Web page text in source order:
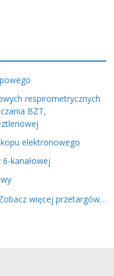
respirometrycznych
BZT,
elektronowego
kanałowej
więcej przetargów…